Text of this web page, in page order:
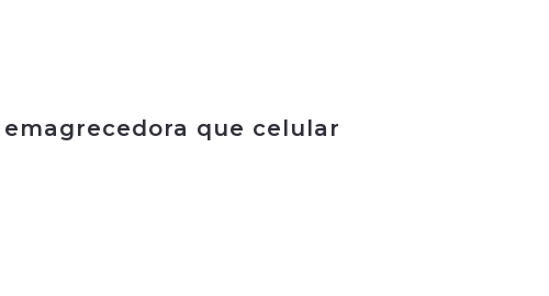
que celular